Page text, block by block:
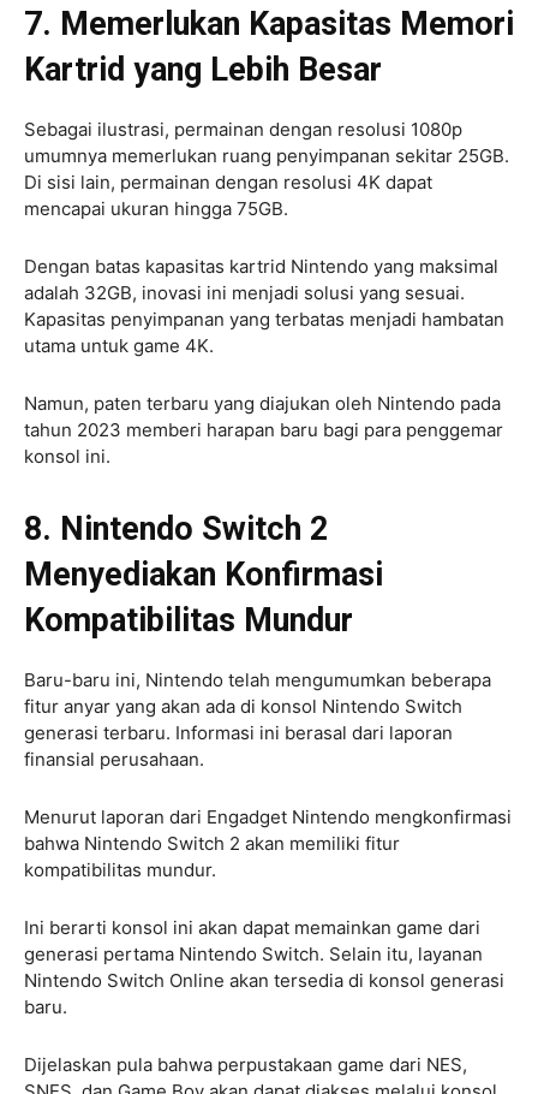
7. Memerlukan Kapasitas Memori
Kartrid yang Lebih Besar
Sebagai ilustrasi, permainan dengan resolusi 1080p
umumnya memerlukan ruang penyimpanan sekitar 25GB.
Di sisi lain, permainan dengan resolusi 4K dapat
mencapai ukuran hingga 75GB.
Dengan batas kapasitas kartrid Nintendo yang maksimal
adalah 32GB, inovasi ini menjadi solusi yang sesuai.
Kapasitas penyimpanan yang terbatas menjadi hambatan
utama untuk game 4K.
Namun, paten terbaru yang diajukan oleh Nintendo pada
tahun 2023 memberi harapan baru bagi para penggemar
konsol ini.
8. Nintendo Switch 2
Menyediakan Konfirmasi
Kompatibilitas Mundur
Baru-baru ini, Nintendo telah mengumumkan beberapa
fitur anyar yang akan ada di konsol Nintendo Switch
generasi terbaru. Informasi ini berasal dari laporan
finansial perusahaan.
Menurut laporan dari Engadget Nintendo mengkonfirmasi
bahwa Nintendo Switch 2 akan memiliki fitur
kompatibilitas mundur.
Ini berarti konsol ini akan dapat memainkan game dari
generasi pertama Nintendo Switch. Selain itu, layanan
Nintendo Switch Online akan tersedia di konsol generasi
baru.
Dijelaskan pula bahwa perpustakaan game dari NES,